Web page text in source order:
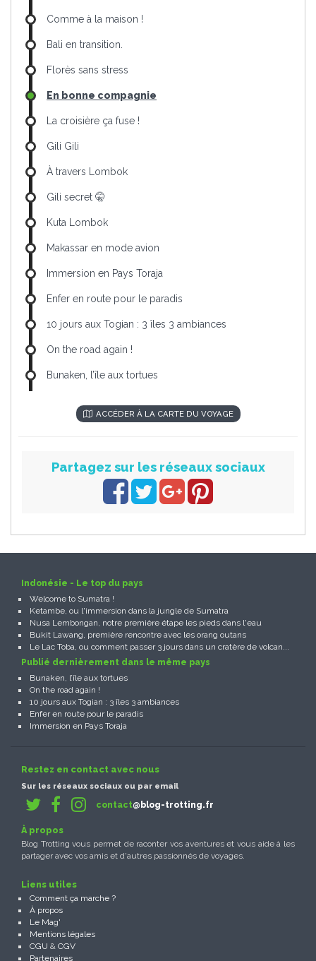
Comme à la maison !
Bali en transition.
Florès sans stress
En bonne compagnie
La croisière ça fuse !
Gili Gili
À travers Lombok
Gili secret 🤫
Kuta Lombok
Makassar en mode avion
Immersion en Pays Toraja
Enfer en route pour le paradis
10 jours aux Togian : 3 îles 3 ambiances
On the road again !
Bunaken, l’île aux tortues
ACCÉDER À LA CARTE DU VOYAGE
Partagez sur les réseaux sociaux
Indonésie - Le top du pays
Welcome to Sumatra !
Ketambe, ou l'immersion dans la jungle de Sumatra
Nusa Lembongan, notre première étape les pieds dans l'eau
Bukit Lawang, première rencontre avec les orang outans
Le Lac Toba, ou comment passer 3 jours dans un cratère de volcan...
Publié dernièrement dans le même pays
Bunaken, l’île aux tortues
On the road again !
10 jours aux Togian : 3 îles 3 ambiances
Enfer en route pour le paradis
Immersion en Pays Toraja
Restez en contact avec nous
Sur les réseaux sociaux ou par email
contact@blog-trotting.fr
À propos
Blog Trotting vous permet de raconter vos aventures et vous aide à les
partager avec vos amis et d'autres passionnés de voyages.
Liens utiles
Comment ça marche ?
À propos
Le Mag'
Mentions légales
CGU & CGV
Partenaires